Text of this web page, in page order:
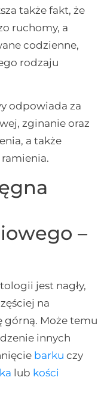
także fakt, że
ruchomy, a
codzienne,
rodzaju
odpowiada za
zginanie oraz
a także
–
jest nagły,
na
górną. Może temu
innych
barku czy
lub kości